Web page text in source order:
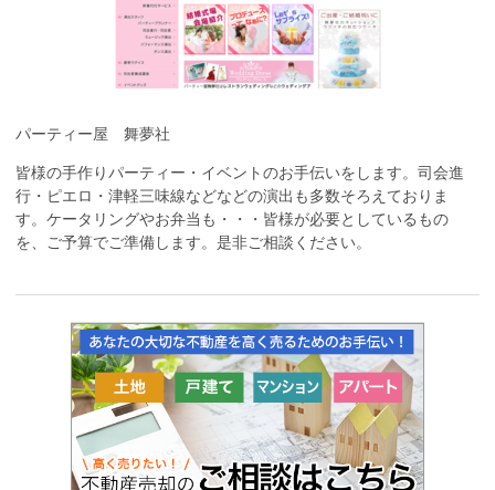
パーティー屋 舞夢社
皆様の手作りパーティー・イベントのお手伝いをします。司会進
行・ピエロ・津軽三味線などなどの演出も多数そろえておりま
す。ケータリングやお弁当も・・・皆様が必要としているもの
を、ご予算でご準備します。是非ご相談ください。